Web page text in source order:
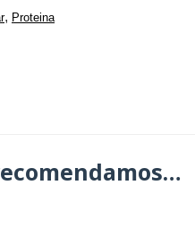
, Proteina